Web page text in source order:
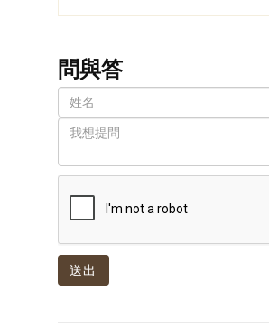
問與答
送出